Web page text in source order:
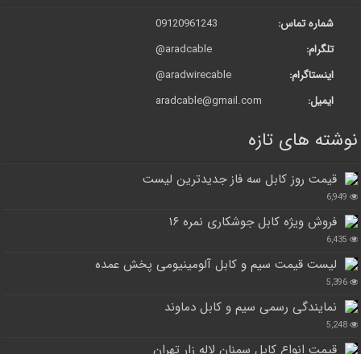
شماره تماس:
09120961243
تلگرام:
@aradcable
اینستاگرام:
@aradwirecable
ایمیل:
aradcable@gmail.com
نوشته های تازه
قیمت روز کابل سه فاز جدیدترین لیست
6,949
فروش ویژه کابل جوشکاری نمره ۱۶
6,435
لیست قیمت سیم و کابل آلومینیومی پخش عمده
5,396
نمایندگی رسمی سیم و کابل دماوند
5,248